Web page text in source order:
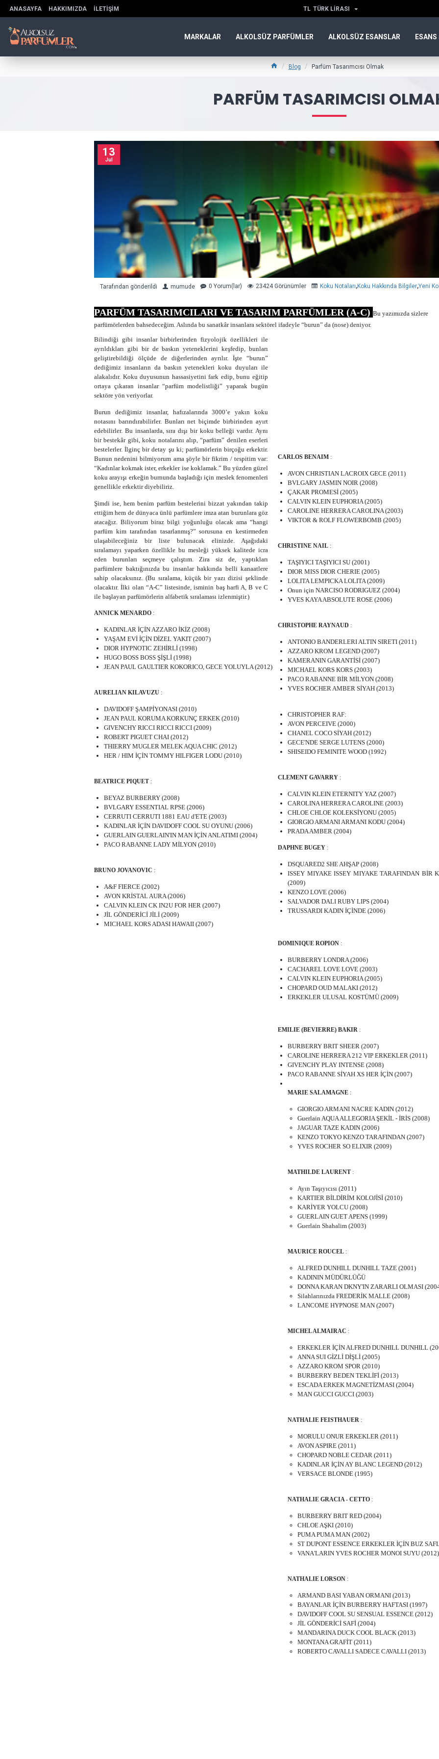
ANASAYFA HAKKIMIZDA İLETIŞIM TL TÜRK LIRASI
MARKALAR ALKOLSÜZ PARFÜMLER ALKOLSÜZ ESANSLAR ESANS
Blog Parfüm Tasarımcısı Olmak
PARFÜM TASARIMCISI
13
Jul
Tarafından gönderildi mumude 0 Yorum(lar) 23424 Görünümler Koku Notaları,Koku Hakkında Bilgiler,Yeni
PARFÜM TASARIMCILARI VE TASARIM PARFÜMLER (A-C) Bu yazımızda sizlere
parfümörlerden bahsedeceğim. Aslında bu sanatkâr insanlara sektörel ifadeyle “burun” da (nose) deniyor.
Bilindiği gibi insanlar birbirlerinden fizyolojik özellikleri ile
ayrıldıkları gibi bir de baskın yeteneklerini keşfedip, bunları
geliştirebildiği ölçüde de diğerlerinden ayrılır. İşte “burun”
dediğimiz insanların da baskın yetenekleri koku duyuları ile
alakalıdır. Koku duyusunun hassasiyetini fark edip, bunu eğitip
ortaya çıkaran insanlar “parfüm modelistliği” yaparak bugün
sektöre yön veriyorlar.
Burun dediğimiz insanlar, hafızalarında 3000’e yakın koku
notasını barındırabilirler. Bunları net biçimde birbirinden ayırt
edebilirler. Bu insanlarda, sıra dışı bir koku belleği vardır. Aynı
bir bestekâr gibi, koku notalarını alıp, “parfüm” denilen eserleri
bestelerler. İlginç bir detay şu ki; parfümörlerin birçoğu erkektir.
Bunun nedenini bilmiyorum ama şöyle bir fikrim / tespitim var:
“Kadınlar kokmak ister, erkekler ise koklamak.” Bu yüzden güzel
koku arayışı erkeğin burnunda başladığı için meslek fenomenleri
genellikle erkektir diyebiliriz.
Şimdi ise, hem benim parfüm bestelerini bizzat yakından takip
ettiğim hem de dünyaca ünlü parfümlere imza atan burunlara göz
atacağız. Biliyorum biraz bilgi yoğunluğu olacak ama “hangi
parfüm kim tarafından tasarlanmış?” sorusuna en kestirmeden
ulaşabileceğiniz bir liste bulunacak elinizde. Aşağıdaki
sıralamayı yaparken özellikle bu mesleği yüksek kalitede icra
eden burunları seçmeye çalıştım. Zira siz de, yaptıkları
parfümlere baktığınızda bu insanlar hakkında belli kanaatlere
sahip olacaksınız. (Bu sıralama, küçük bir yazı dizisi şeklinde
olacaktır. İlki olan “A-C” listesinde, isminin baş harfi A, B ve C
ile başlayan parfümörlerin alfabetik sıralaması izlenmiştir.)
ANNICK MENARDO :
KADINLAR İÇİN AZZARO İKİZ (2008)
YAŞAM EVİ İÇİN DİZEL YAKIT (2007)
DIOR HYPNOTIC ZEHİRLİ (1998)
HUGO BOSS BOSS ŞİŞLİ (1998)
JEAN PAUL GAULTIER KOKORICO, GECE YOLUYLA (2012)
AURELIAN KILAVUZU :
DAVIDOFF ŞAMPİYONASI (2010)
JEAN PAUL KORUMA KORKUNÇ ERKEK (2010)
GIVENCHY RICCI RICCI RICCI (2009)
ROBERT PIGUET CHAI (2012)
THIERRY MUGLER MELEK AQUA CHIC (2012)
HER / HIM İÇİN TOMMY HILFIGER LODU (2010)
BEATRICE PIQUET :
BEYAZ BURBERRY (2008)
BVLGARY ESSENTIAL RPSE (2006)
CERRUTI CERRUTI 1881 EAU d'ETE (2003)
KADINLAR İÇİN DAVIDOFF COOL SU OYUNU (2006)
GUERLAIN GUERLAIN'IN MAN İÇİN ANLATIMI (2004)
PACO RABANNE LADY MİLYON (2010)
BRUNO JOVANOVIC :
A&F FIERCE (2002)
AVON KRİSTAL AURA (2006)
CALVIN KLEIN CK IN2U FOR HER (2007)
JİL GÖNDERİCİ JİLİ (2009)
MICHAEL KORS ADASI HAWAII (2007)
CARLOS BENAIM :
AVON CHRISTIAN LACROIX GECE (2011)
BVLGARY JASMIN NOIR (2008)
ÇAKAR PROMESİ (2005)
CALVIN KLEIN EUPHORIA (2005)
CAROLINE HERRERA CAROLINA (2003)
VIKTOR & ROLF FLOWERBOMB (2005)
CHRISTINE NAIL :
TAŞIYICI TAŞIYICI SU (2001)
DIOR MISS DIOR CHERIE (2005)
LOLITA LEMPICKA LOLITA (2009)
Onun için NARCISO RODRIGUEZ (2004)
YVES KAYA ABSOLUTE ROSE (2006)
CHRISTOPHE RAYNAUD :
ANTONIO BANDERLERI ALTIN ​​SIRETI (2011)
AZZARO KROM LEGEND (2007)
KAMERANIN GARANTİSİ (2007)
MICHAEL KORS KORS (2003)
PACO RABANNE BİR MİLYON (2008)
YVES ROCHER AMBER SİYAH (2013)
CHRISTOPHER RAF:
AVON PERCEIVE (2000)
CHANEL COCO SİYAH (2012)
GECE'NDE SERGE LUTENS (2000)
SHISEIDO FEMINITE WOOD (1992)
CLEMENT GAVARRY :
CALVIN KLEIN ETERNITY YAZ (2007)
CAROLINA HERRERA CAROLINE (2003)
CHLOE CHLOE KOLEKSİYONU (2005)
GIORGIO ARMANI ARMANI KODU (2004)
PRADA AMBER (2004)
DAPHNE BUGEY :
DSQUARED2 SHE AHŞAP (2008)
ISSEY MIYAKE ISSEY MIYAKE TARAFINDAN BİR
(2009)
KENZO LOVE (2006)
SALVADOR DALI RUBY LIPS (2004)
TRUSSARDI KADIN İÇİNDE (2006)
DOMINIQUE ROPION :
BURBERRY LONDRA (2006)
CACHAREL LOVE LOVE (2003)
CALVIN KLEIN EUPHORIA (2005)
CHOPARD OUD MALAKI (2012)
ERKEKLER ULUSAL KOSTÜMÜ (2009)
EMILIE (BEVIERRE) BAKIR :
BURBERRY BRIT SHEER (2007)
CAROLINE HERRERA 212 VIP ERKEKLER (2011)
GIVENCHY PLAY INTENSE (2008)
PACO RABANNE SİYAH XS HER İÇİN (2007)
MARIE SALAMAGNE :
GIORGIO ARMANI NACRE KADIN (2012)
Guerlain AQUA ALLEGORIA ŞEKİL - İRİS (2008)
JAGUAR TAZE KADIN (2006)
KENZO TOKYO KENZO TARAFINDAN (2007)
YVES ROCHER SO ELIXIR (2009)
MATHILDE LAURENT :
Ayın Taşıyıcısı (2011)
KARTIER BİLDİRİM KOLOJİSİ (2010)
KARİYER YOLCU (2008)
GUERLAIN GUET APENS (1999)
Guerlain Shahalim (2003)
MAURICE ROUCEL :
ALFRED DUNHILL DUNHILL TAZE (2001)
KADININ MÜDÜRLÜĞÜ
DONNA KARAN DKNY'IN ZARARLI OLMASI
Silahlarınızda FREDERİK MALLE (2008)
LANCOME HYPNOSE MAN (2007)
MICHEL ALMAIRAC :
ERKEKLER İÇİN ALFRED DUNHILL DUNHILL
ANNA SUI GİZLİ DİŞLİ (2005)
AZZARO KROM SPOR (2010)
BURBERRY BEDEN TEKLİFİ (2013)
ESCADA ERKEK MAGNETİZMASI (2004)
MAN GUCCI GUCCI (2003)
NATHALIE FEISTHAUER :
MORULU ONUR ERKEKLER (2011)
AVON ASPIRE (2011)
CHOPARD NOBLE CEDAR (2011)
KADINLAR İÇİN AY BLANC LEGEND (2012)
VERSACE BLONDE (1995)
NATHALIE GRACIA - CETTO :
BURBERRY BRIT RED (2004)
CHLOE AŞKI (2010)
PUMA PUMA MAN (2002)
ST DUPONT ESSENCE ERKEKLER İÇİN BUZ
VANA'LARIN YVES ROCHER MONOI SUYU (2012)
NATHALIE LORSON :
ARMAND BASI YABAN ORMANI (2013)
BAYANLAR İÇİN BURBERRY HAFTASI (1997)
DAVIDOFF COOL SU SENSUAL ESSENCE (2012)
JİL GÖNDERİCİ SAFİ (2004)
MANDARINA DUCK COOL BLACK (2013)
MONTANA GRAFİT (2011)
ROBERTO CAVALLI SADECE CAVALLI (2013)